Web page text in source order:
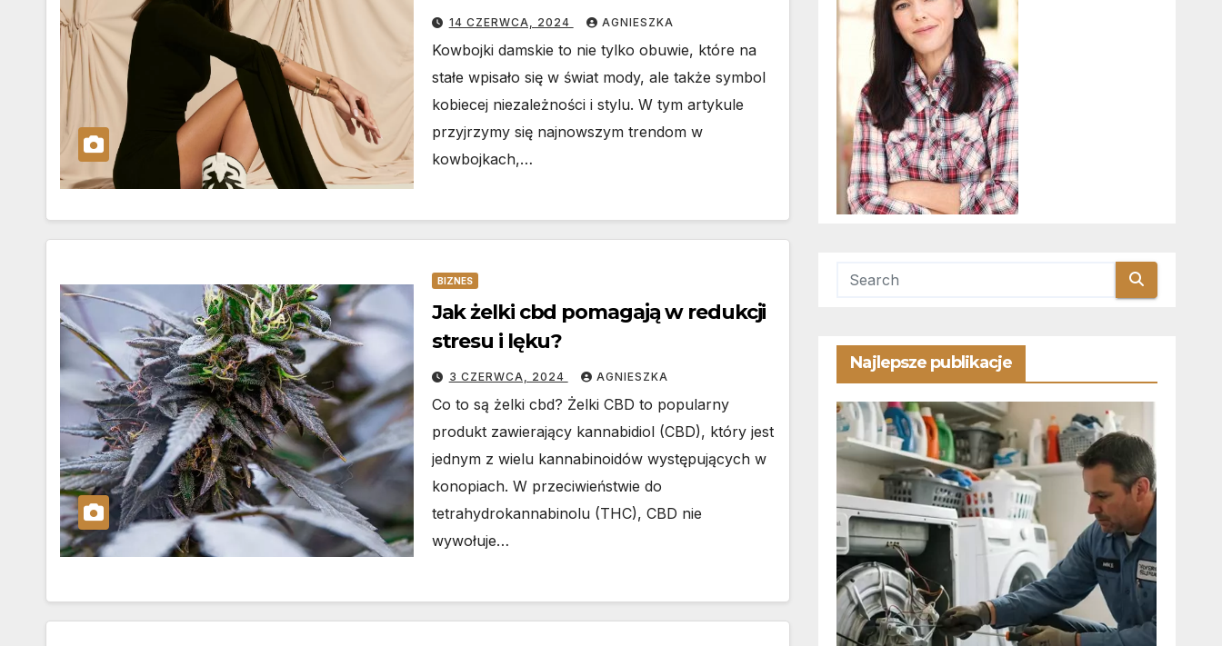
14 CZERWCA, 2024 AGNIESZKA
Kowbojki damskie to nie tylko obuwie, które na
stałe wpisało się w świat mody, ale także symbol
kobiecej niezależności i stylu. W tym artykule
przyjrzymy się najnowszym trendom w
kowbojkach,…
BIZNES
Jak żelki cbd pomagają w redukcji
stresu i lęku?
3 CZERWCA, 2024 AGNIESZKA
Co to są żelki cbd? Żelki CBD to popularny
produkt zawierający kannabidiol (CBD), który jest
jednym z wielu kannabinoidów występujących w
konopiach. W przeciwieństwie do
tetrahydrokannabinolu (THC), CBD nie
wywołuje…
Najlepsze publikacje